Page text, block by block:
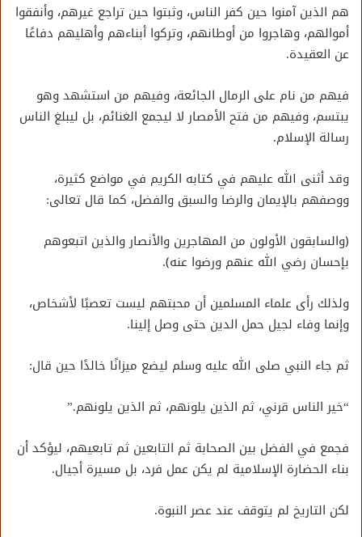
هم الذين آمنوا حين كفر الناس، وثبتوا حين تراجع غيرهم، وأنفقوا
أموالهم، وهاجروا من أوطانهم، وتركوا أبناءهم وأهليهم دفاعًا
عن العقيدة.
فيهم من نام على الرمال الجائعة، وفيهم من استشهد وهو
يبتسم، وفيهم من فتح الأمصار لا ليجمع الغنائم، بل ليبلغ الناس
رسالة الإسلام.
وقد أثنى الله عليهم في كتابه الكريم في مواضع كثيرة،
ووصفهم بالإيمان والرضا والسبق والفضل، كما قال تعالى:
﴿والسابقون الأولون من المهاجرين والأنصار والذين اتبعوهم
بإحسان رضي الله عنهم ورضوا عنه﴾.
ولذلك رأى علماء المسلمين أن محبتهم ليست تعصبًا لأشخاص،
وإنما وفاء لجيل حمل الدين حتى وصل إلينا.
ثم جاء النبي صلى الله عليه وسلم ليضع ميزانًا خالدًا حين قال:
“خير الناس قرني، ثم الذين يلونهم، ثم الذين يلونهم.”
فجمع في الفضل بين الصحابة ثم التابعين ثم تابعيهم، ليؤكد أن
بناء الحضارة الإسلامية لم يكن عمل فرد، بل مسيرة أجيال.
لكن التاريخ لم يتوقف عند عصر النبوة.